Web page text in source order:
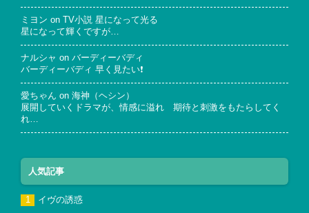
ミヨン on
TV小説 星になって光る
星になって輝くですが…
ナルシャ on バーディーバディ
バーディーバディ 早く見たい❗
愛ちゃん on 海神（ヘシン）
展開していくドラマが、情感に溢れ 期待と刺激をもたらしてく
れ…
人気記事
イヴの誘惑